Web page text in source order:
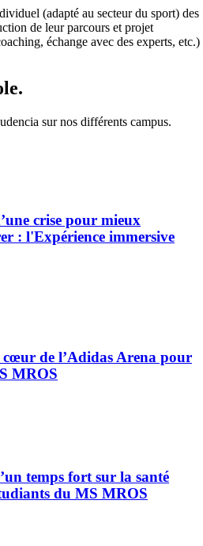
(adapté au secteur du sport) des
de leur parcours et projet
échange avec des experts, etc.)
sur nos différents campus.
crise pour mieux
: l'Expérience immersive
de l’Adidas Arena pour
MROS
temps fort sur la santé
du MS MROS